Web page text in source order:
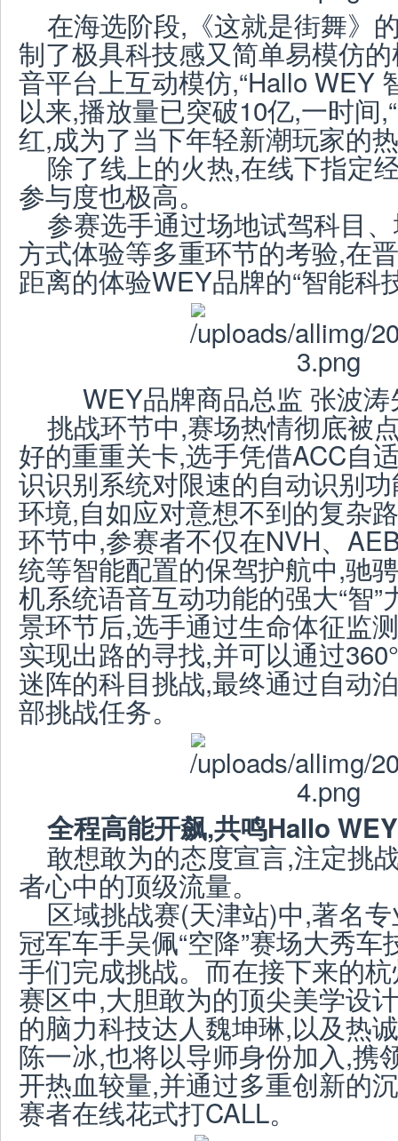
在海选阶段,《这就是街舞》
制了极具科技感又简单易模仿
音平台上互动模仿,“Hallo WEY
以来,播放量已突破10亿,一时间
红,成为了当下年轻新潮玩家的
除了线上的火热,在线下指定
参与度也极高。
参赛选手通过场地试驾科目
方式体验等多重环节的考验,在
距离的体验WEY品牌的“智能科
WEY品牌商品总监 张波
挑战环节中,赛场热情彻底被
好的重重关卡,选手凭借ACC自
识识别系统对限速的自动识别
环境,自如应对意想不到的复杂
环节中,参赛者不仅在NVH、
统等智能配置的保驾护航中,驰
机系统语音互动功能的强大“智
景环节后,选手通过生命体征监
实现出路的寻找,并可以通过
迷阵的科目挑战,最终通过自动
部挑战任务。
全程高能开飙,共鸣Hallo
敢想敢为的态度宣言,注定挑
者心中的顶级流量。
区域挑战赛(天津站)中,著名
冠军车手吴佩“空降”赛场大秀
手们完成挑战。而在接下来的
赛区中,大胆敢为的顶尖美学设
的脑力科技达人魏坤琳,以及热
陈一冰,也将以导师身份加入,携
开热血较量,并通过多重创新的
赛者在线花式打CALL。